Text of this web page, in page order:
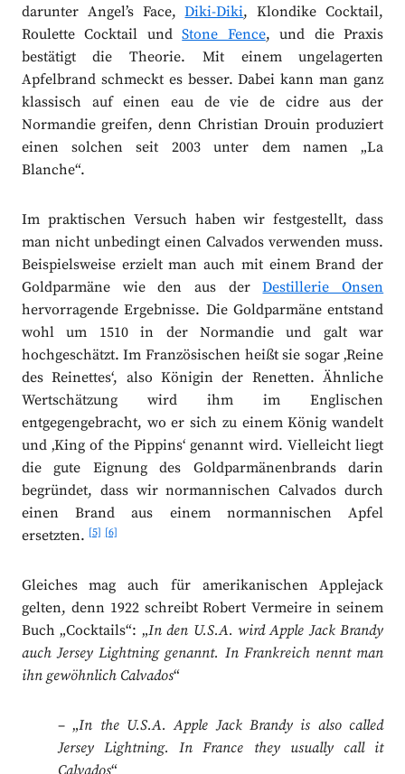
darunter Angel’s Face,Diki-Diki, Klondike Cocktail,
Roulette Cocktail undStone Fence, und die Praxis
bestätigt die Theorie. Mit einem ungelagerten
Apfelbrand schmeckt es besser. Dabei kann man ganz
klassisch auf einen eau de vie de cidre aus der
Normandie greifen, denn Christian Drouin produziert
einen solchen seit 2003 unter dem namen „La
Blanche“.
Im praktischen Versuch haben wir festgestellt, dass
man nicht unbedingt einen Calvados verwenden muss.
Beispielsweise erzielt man auch mit einem Brand der
Goldparmäne wie den aus derDestillerie Onsen
hervorragende Ergebnisse. Die Goldparmäne entstand
wohl um 1510 in der Normandie und galt war
hochgeschätzt. Im Französischen heißt sie sogar ‚Reine
des Reinettes‘, also Königin der Renetten. Ähnliche
Wertschätzung wird ihm im Englischen
entgegengebracht, wo er sich zu einem König wandelt
und ‚King of the Pippins‘ genannt wird. Vielleicht liegt
die gute Eignung des Goldparmänenbrands darin
begründet, dass wir normannischen Calvados durch
einen Brand aus einem normannischen Apfel
ersetzten.[5] [6]
Gleiches mag auch für amerikanischen Applejack
gelten, denn 1922 schreibt Robert Vermeire in seinem
Buch „Cocktails“: „In den U.S.A. wird Apple Jack Brandy
auch Jersey Lightning genannt. In Frankreich nennt man
ihn gewöhnlich Calvados“
– „In the U.S.A. Apple Jack Brandy is also called
Jersey Lightning. In France they usually call it